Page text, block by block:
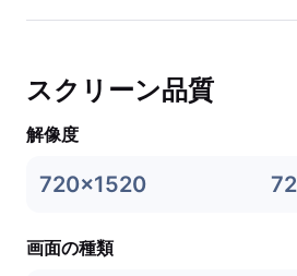
スクリーン品質
解像度
720x1520
画面の種類